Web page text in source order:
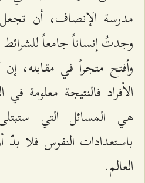
مدرسة الإنصاف، أن
وجدتُ إنساناً جامعاً
وأفتح متجراً في مقابله،
الأفراد فالنتيجة معلومة
هي المسائل التي
باستعدادات النفوس فلا
العالم.